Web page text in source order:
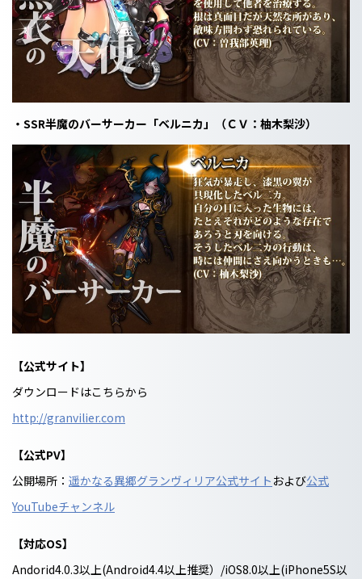
・SSR半魔のバーサーカー「ベルニカ」（ＣＶ：柚木梨沙）
【公式サイト】
ダウンロードはこちらから
http://granvilier.com
【公式PV】
公開場所： 遥かなる異郷グランヴィリア公式サイト および公式
YouTubeチャンネル
【対応OS】
Andorid4.0.3以上(Android4.4以上推奨）/iOS8.0以上(iPhone5S以